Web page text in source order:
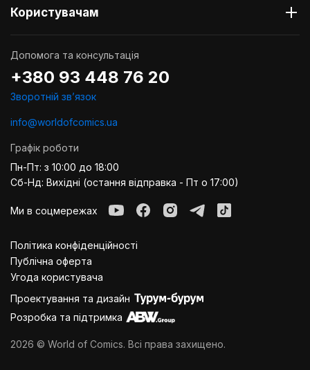
Користувачам
Допомога та консультація
+380 93 448 76 20
Зворотній звʼязок
info@worldofcomics.ua
Графік роботи
Пн-Пт: з 10:00 до 18:00
Сб-Нд: Вихідні (остання відправка - Пт о 17:00)
Ми в соцмережах
Політика конфіденційності
Публiчна оферта
Угода користувача
Проектування та дизайн
Розробка та підтримка
2026 © World of Comics. Всі права захищено.